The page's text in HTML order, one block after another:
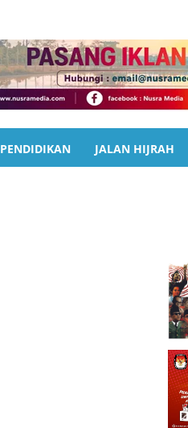
PENDIDIKAN JALAN HIJRAH